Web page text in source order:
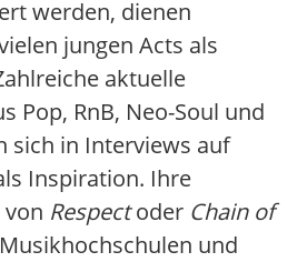
werden, dienen
jungen Acts als
aktuelle
Pop, RnB, Neo-Soul und
sich in Interviews auf
Inspiration. Ihre
Respectoder Chain of
und